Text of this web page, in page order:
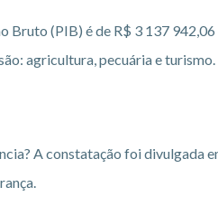
Bruto (PIB) é de R$ 3 137
agricultura, pecuária e turismo.
A constatação foi divulgada